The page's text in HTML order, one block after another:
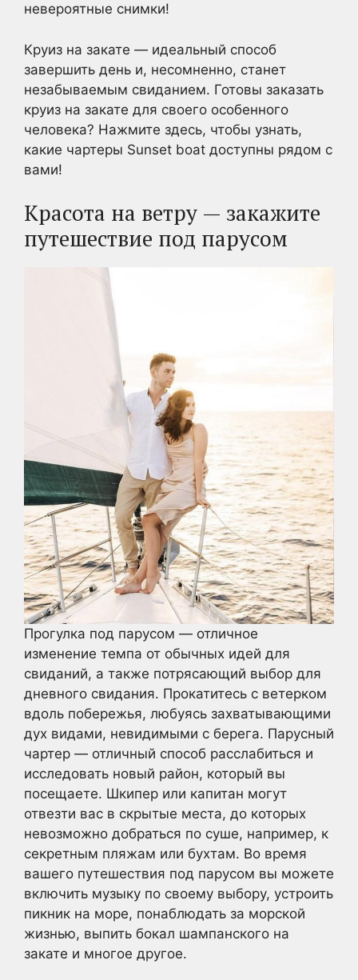
невероятные снимки!
Круиз на закате — идеальный способ
завершить день и, несомненно, станет
незабываемым свиданием. Готовы заказать
круиз на закате для своего особенного
человека? Нажмите здесь, чтобы узнать,
какие чартеры Sunset boat доступны рядом с
вами!
Красота на ветру — закажите
путешествие под парусом
Прогулка под парусом — отличное
изменение темпа от обычных идей для
свиданий, а также потрясающий выбор для
дневного свидания. Прокатитесь с ветерком
вдоль побережья, любуясь захватывающими
дух видами, невидимыми с берега. Парусный
чартер — отличный способ расслабиться и
исследовать новый район, который вы
посещаете. Шкипер или капитан могут
отвезти вас в скрытые места, до которых
невозможно добраться по суше, например, к
секретным пляжам или бухтам. Во время
вашего путешествия под парусом вы можете
включить музыку по своему выбору, устроить
пикник на море, понаблюдать за морской
жизнью, выпить бокал шампанского на
закате и многое другое.